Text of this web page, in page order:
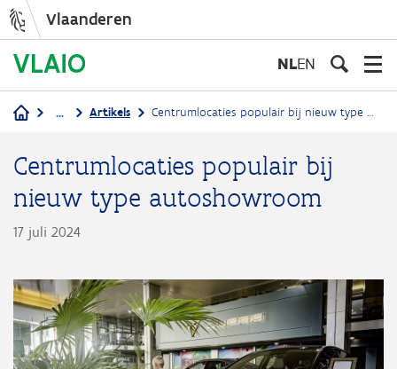
inhoud
Vlaanderen
NLEN
... Artikels Centrumlocaties populair bij nieuw type autoshowroom
Centrumlocaties populair bij
nieuw type autoshowroom
17 juli 2024